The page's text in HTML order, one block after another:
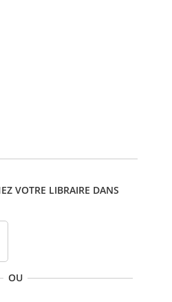
VOTRE LIBRAIRE DANS
OU